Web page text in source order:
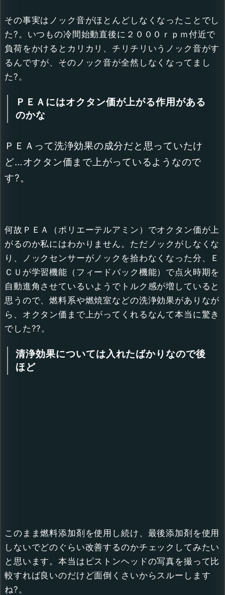
その事実はノック音がほとんどしなくなったことでし
た?。いつもの冷間始動直後に２０００ｒｐｍ付近で
負荷をかけるとカリカリ、チリチリいうノック音がす
るんですが、そのノック音が全然しなくなってまし
た?。
ＰＥＡにはオクタン価が上がる作用がある
のかな
ＰＥＡって洗浄効果の成分だと思っていたけ
ど…オクタン価まで上がっているようなので
す?。
何故ＰＥＡ（ポリエーテルアミン）でオクタン価が上
がるのか私にはわかりません。ただノックがしなくな
り、ノックセンサーがノックを拾わなくなった分、Ｅ
ＣＵが学習機能（フィードバック機能）で点火時期を
自動進角させているいようでトルク感が増していると
思うので、燃料系や燃焼室などの洗浄効果がありなが
ら、オクタン価まで上がってくれるなんて本当に驚き
でした??。
清浄効果については入れたばかりなので後
ほど
このまま燃料添加剤を使用し続け、最後添加剤を使用
しないでどのぐらい改善するのかチェックしてみたい
と思います。本当はピストンヘッドの写真を撮って比
較すれば良いのだけど面倒くさいからスルーします
ね?。